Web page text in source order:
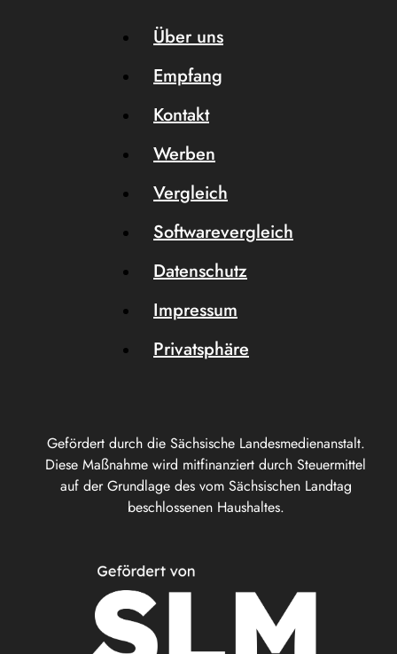
Gefördert durch die Sächsische Landesmedienanstalt.
Diese Maßnahme wird mitfinanziert durch Steuermittel
auf der Grundlage des vom Sächsischen Landtag
beschlossenen Haushaltes.
Über uns
Empfang
Kontakt
Werben
Vergleich
Softwarevergleich
Datenschutz
Impressum
Privatsphäre